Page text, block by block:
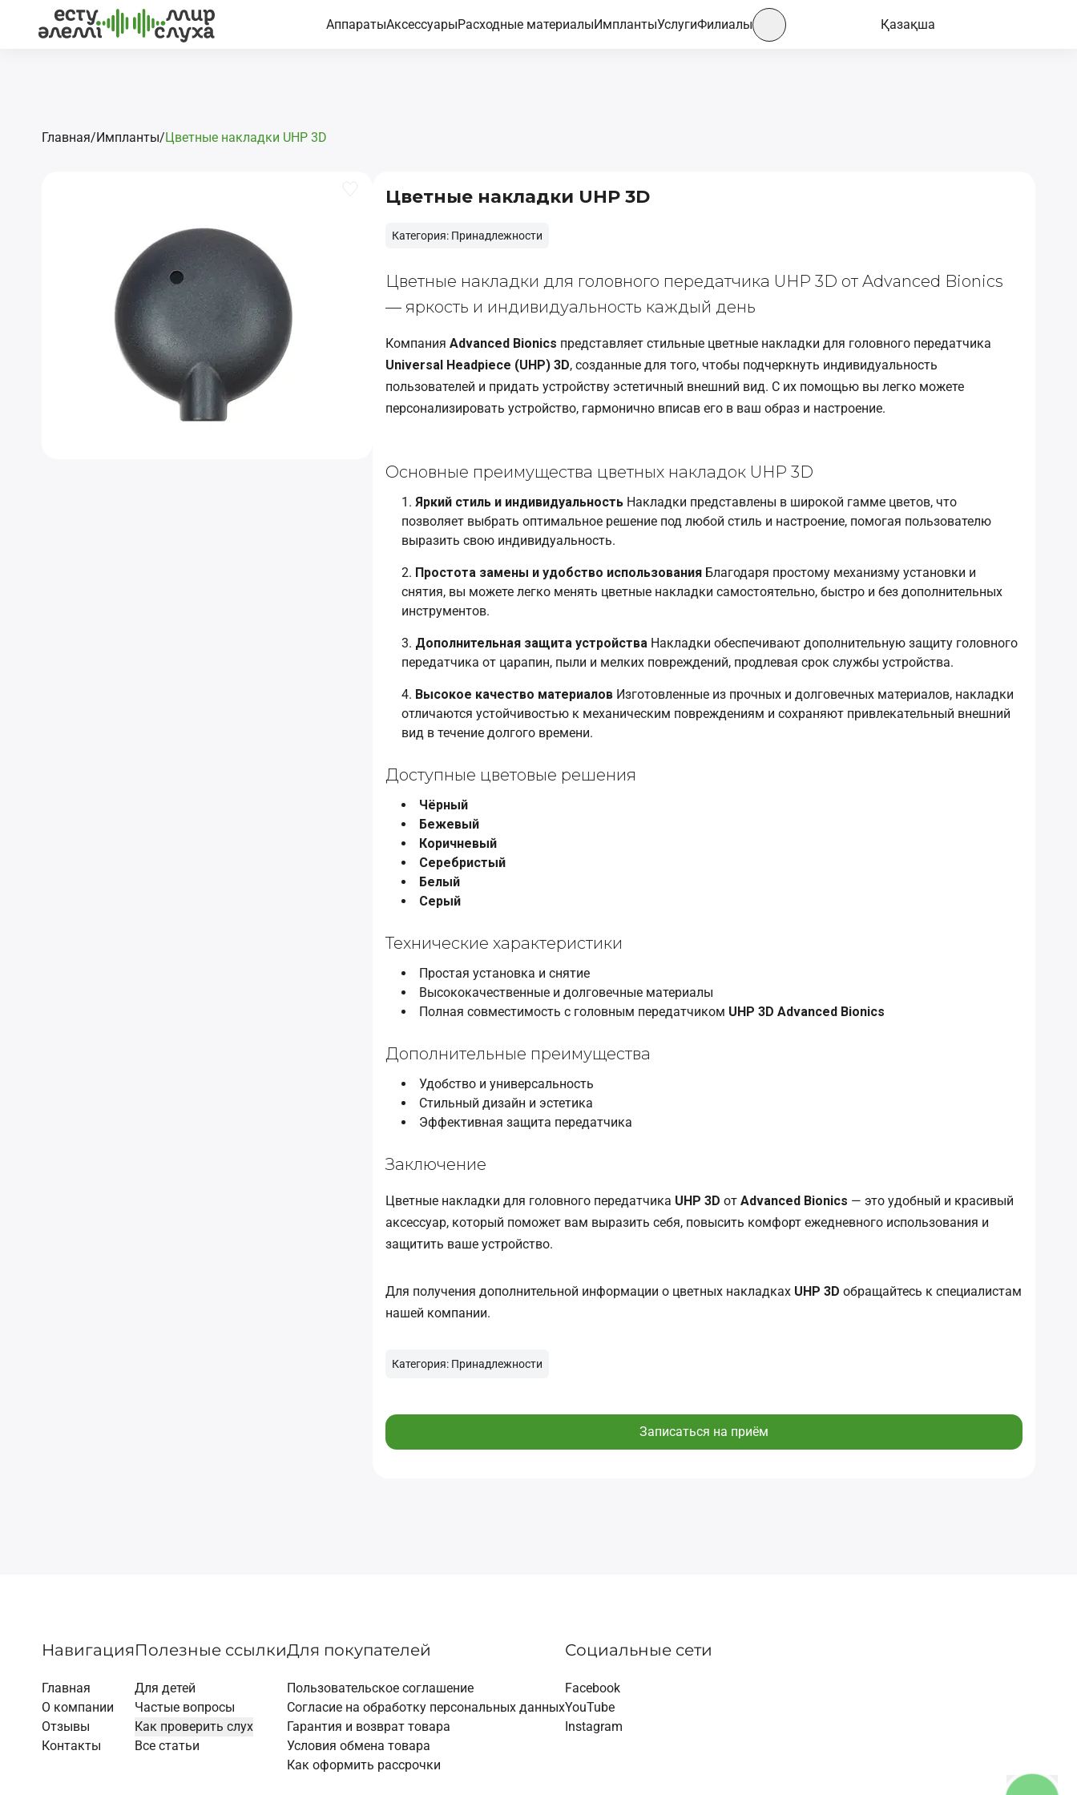
АппаратыАксессуарыРасходные материалыИмплантыУслугиФилиалы Қазақша
Главная/Импланты/Цветные накладки UHP 3D
Цветные накладки UHP 3D
Категория: Принадлежности
Цветные накладки для головного передатчика UHP 3D от Advanced Bionics
— яркость и индивидуальность каждый день
КомпанияAdvanced Bionics представляет стильные цветные накладки для головного передатчика
Universal Headpiece (UHP) 3D, созданные для того, чтобы подчеркнуть индивидуальность
пользователей и придать устройству эстетичный внешний вид. С их помощью вы легко можете
персонализировать устройство, гармонично вписав его в ваш образ и настроение.
Основные преимущества цветных накладок UHP 3D
Яркий стиль и индивидуальность Накладки представлены в широкой гамме цветов, что
позволяет выбрать оптимальное решение под любой стиль и настроение, помогая пользователю
выразить свою индивидуальность.
Простота замены и удобство использования Благодаря простому механизму установки и
снятия, вы можете легко менять цветные накладки самостоятельно, быстро и без дополнительных
инструментов.
Дополнительная защита устройства Накладки обеспечивают дополнительную защиту головного
передатчика от царапин, пыли и мелких повреждений, продлевая срок службы устройства.
Высокое качество материалов Изготовленные из прочных и долговечных материалов, накладки
отличаются устойчивостью к механическим повреждениям и сохраняют привлекательный внешний
вид в течение долгого времени.
Доступные цветовые решения
Чёрный
Бежевый
Коричневый
Серебристый
Белый
Серый
Технические характеристики
Простая установка и снятие
Высококачественные и долговечные материалы
Полная совместимость с головным передатчиком UHP 3D Advanced Bionics
Дополнительные преимущества
Удобство и универсальность
Стильный дизайн и эстетика
Эффективная защита передатчика
Заключение
Цветные накладки для головного передатчика UHP 3D отAdvanced Bionics — это удобный и красивый
аксессуар, который поможет вам выразить себя, повысить комфорт ежедневного использования и
защитить ваше устройство.
Для получения дополнительной информации о цветных накладках UHP 3D обращайтесь к специалистам
нашей компании.
Категория: Принадлежности
Записаться на приём
Навигация
Главная
О компании
Отзывы
Контакты
Полезные ссылки
Для детей
Частые вопросы
Как проверить слух
Все статьи
Для покупателей
Пользовательское соглашение
Согласие на обработку персональных данных
Гарантия и возврат товара
Условия обмена товара
Как оформить рассрочки
Социальные сети
Facebook
YouTube
Instagram